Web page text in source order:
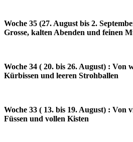
Woche 35 (27. August bis 2.
Grosse, kalten Abenden und feinen
Woche 34 ( 20. bis 26. August) : Von
Kürbissen und leeren Strohballen
Woche 33 ( 13. bis 19. August) : Von
Füssen und vollen Kisten